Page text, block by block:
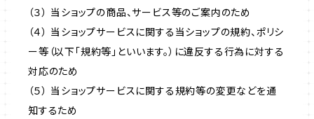
（３） 当ショップの商品、サービス等のご案内のため
（４） 当ショップサービスに関する当ショップの規約、ポリシ
ー等（以下「規約等」といいます。）に違反する行為に対する
対応のため
（５） 当ショップサービスに関する規約等の変更などを通
知するため